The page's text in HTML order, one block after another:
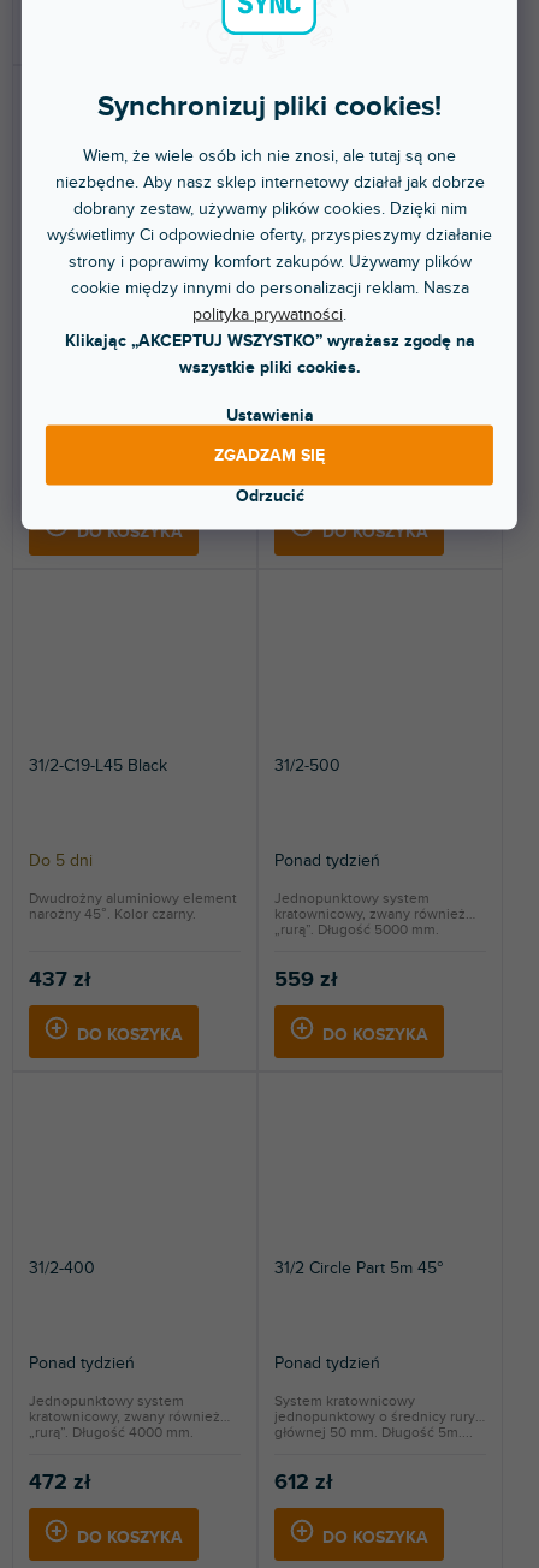
Synchronizuj pliki cookies!
Wiem, że wiele osób ich nie znosi, ale tutaj są one
niezbędne. Aby nasz sklep internetowy działał jak dobrze
dobrany zestaw, używamy plików cookies. Dzięki nim
wyświetlimy Ci odpowiednie oferty, przyspieszymy działanie
strony i poprawimy komfort zakupów. Używamy plików
cookie między innymi do personalizacji reklam. Nasza
polityka prywatności
Klikając „AKCEPTUJ WSZYSTKO” wyrażasz zgodę na
wszystkie pliki cookies.
Ustawienia
Odrzucić
ZGADZAM SIĘ
31/2-L60
350 zł
DO KOSZYKA
narożny 60°. Długość: 500 mm.
31/2-C41-X
Do 5 dni
DO KOSZYKA
w kształcie litery X.
31/2-C19-L45 Black
Do 5 dni
437 zł
DO KOSZYKA
Dwudrożny aluminiowy element
narożny 45°. Kolor czarny.
31/2-500
Ponad tydzień
559 zł
DO KOSZYKA
Jednopunktowy system
kratownicowy, zwany również
„rurą”. Długość 5000 mm.
31/2-400
Ponad tydzień
472 zł
DO KOSZYKA
Jednopunktowy system
kratownicowy, zwany również
„rurą”. Długość 4000 mm.
31/2 Circle Part 5m 45°
Ponad tydzień
612 zł
DO KOSZYKA
System kratownicowy
jednopunktowy o średnicy rury
głównej 50 mm. Długość 5m....